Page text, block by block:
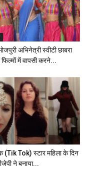
अभिनेत्री स्वीटी छाबरा
में वापसी करने...
(Tik Tok) स्टार महिला के दिन
ने बनाया...